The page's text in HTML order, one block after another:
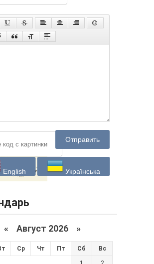
Отправить
English Українська
« Август 2026 »
Ср Чт Пт Сб Вс